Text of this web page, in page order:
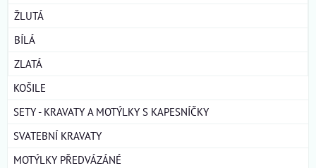
ŽLUTÁ
BÍLÁ
ZLATÁ
KOŠILE
SETY - KRAVATY A MOTÝLKY S KAPESNÍČKY
SVATEBNÍ KRAVATY
MOTÝLKY PŘEDVÁZÁNÉ